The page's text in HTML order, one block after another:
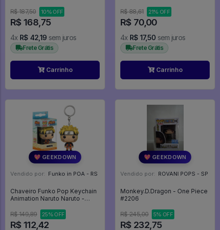
R$ 187,50 10% OFF
R$ 168,75
4x R$ 42,19 sem juros
Frete Grátis
Carrinho
R$ 88,61 21% OFF
R$ 70,00
4x R$ 17,50 sem juros
Frete Grátis
Carrinho
💖 GEEKDOWN
Vendido por: Funko in POA - RS
Chaveiro Funko Pop Keychain
Animation Naruto Naruto -
R$ 149,89
25% OFF
R$ 112,42
💖 GEEKDOWN
Vendido por: ROVANI POPS - SP
Monkey.D.Dragon - One Piece
#2206
R$ 245,00 5% OFF
R$ 232,75